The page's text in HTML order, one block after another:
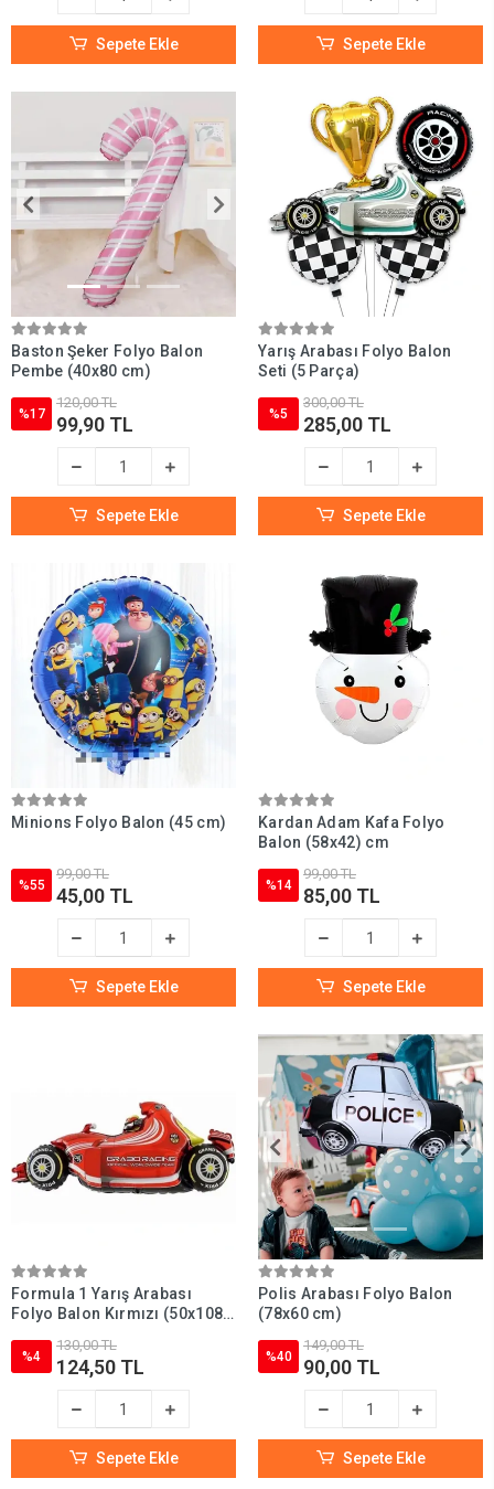
Sepete Ekle Sepete Ekle
Baston Şeker Folyo Balon
Pembe (40x80 cm)
%17
120,00 TL
99,90 TL
Sepete Ekle
Yarış Arabası Folyo Balon
Seti (5 Parça)
%5
300,00 TL
285,00 TL
Sepete Ekle
Minions Folyo Balon (45 cm)
%55
99,00 TL
45,00 TL
Sepete Ekle
Kardan Adam Kafa Folyo
Balon (58x42) cm
%14
99,00 TL
85,00 TL
Sepete Ekle
Formula 1 Yarış Arabası
Folyo Balon Kırmızı (50x108
%4
130,00 TL
124,50 TL
Sepete Ekle
Polis Arabası Folyo Balon
(78x60 cm)
%40
149,00 TL
90,00 TL
Sepete Ekle